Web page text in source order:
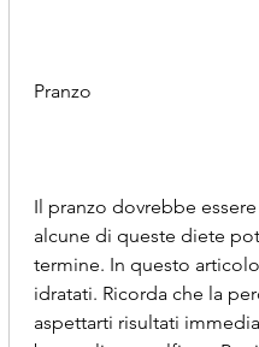
Pranzo
Il pranzo dovrebbe
alcune di queste diete
termine. In questo
idratati. Ricorda che la
aspettarti risultati